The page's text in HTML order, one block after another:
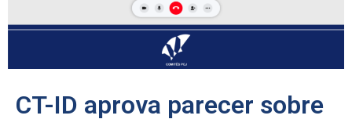
CT-ID aprova parecer sobre